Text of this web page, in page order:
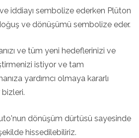
iddiayı sembolize ederken Plüton
ve dönüşümü sembolize eder.
ve tüm yeni hedeflerinizi ve
istiyor ve tam
yardımcı olmaya kararlı
dönüşüm dürtüsü sayesinde
hissedilebiliriz.